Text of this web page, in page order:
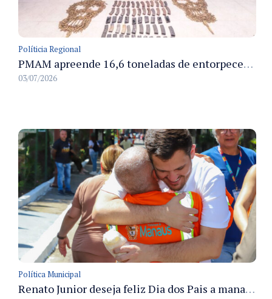
Políticia Regional
PMAM apreende 16,6 toneladas de entorpecentes e registra aumento nas prisões em flagrante e nas capturas de foragidos no primeiro semestre de 2026
03/07/2026
Política Municipal
Renato Junior deseja feliz Dia dos Pais a manauaras e detalha preparo dos cemitérios municipais